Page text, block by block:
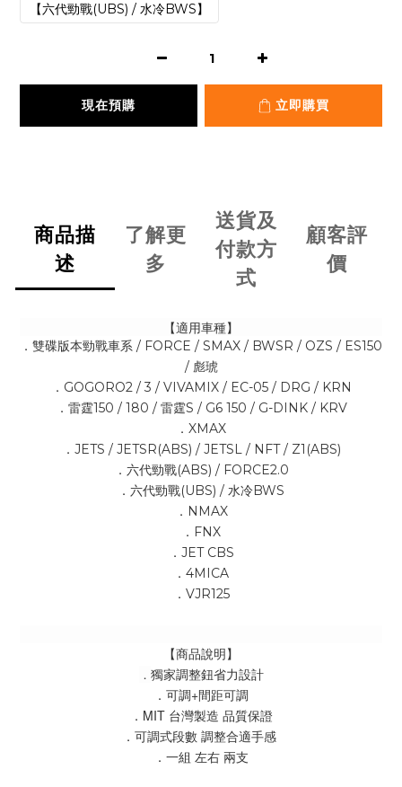
【六代勁戰(UBS) / 水冷BWS】
現在預購 立即購買
商品描
述
了解更
多
送貨及
付款方
式
顧客評
價
【適用車種】
．雙碟版本勁戰車系 / FORCE / SMAX / BWSR / OZS / ES150
/ 彪琥
．GOGORO2 / 3 / VIVAMIX / EC-05 / DRG / KRN
．雷霆150 / 180 / 雷霆S / G6 150 / G-DINK / KRV
．XMAX
．JETS / JETSR(ABS) / JETSL / NFT / Z1(ABS)
．六代勁戰(ABS) / FORCE2.0
．六代勁戰(UBS) / 水冷BWS
．NMAX
．FNX
．JET CBS
．4MICA
．VJR125
【商品說明】
． 獨家調整鈕省力設計
．可調+間距可調
．MIT 台灣製造 品質保證
．可調式段數 調整合適手感
．一組 左右 兩支